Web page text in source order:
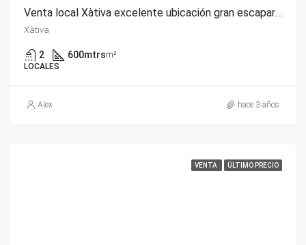
Venta local Xàtiva excelente ubicación gran escaparate
Xàtiva
2 600mtrsm²
LOCALES
Alex hace 3 años
VENTA ÚLTIMO PRECIO